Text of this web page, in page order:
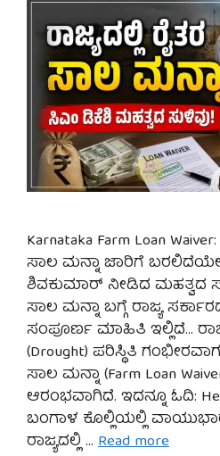
Karnataka Farm Loan
ಸಾಲ ಮನ್ನಾ ಜಾರಿಗೆ
ಶಿವಕುಮಾರ್ ನೀಡಿದ ಮಹತ್ವದ
ಸಾಲ ಮನ್ನಾ ಬಗ್ಗೆ ರಾಜ್ಯ
ಸಂಪೂರ್ಣ ಮಾಹಿತಿ ಇಲ್ಲಿದೆ…
(Drought) ಪರಿಸ್ಥಿತಿ
ಸಾಲ ಮನ್ನಾ (Farm Loan
ಆರಂಭವಾಗಿದೆ. ಇದನ್ನೂ ಓದಿ:
ಬಂಗಾಳ ಕೊಲ್ಲಿಯಲ್ಲಿ
ರಾಜ್ಯದಲ್ಲಿ … Read more